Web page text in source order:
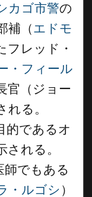
カゴ市警の
補（エドモ
フレッド・
・フィール
官（ジョー
る。
的であるオ
れる。
師でもある
・ルゴシ ）